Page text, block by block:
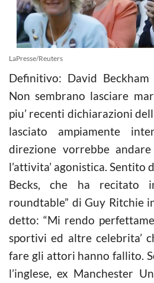
LaPresse/Reuters
Definitivo: David
Non sembrano lasciare
piu’ recenti dichiarazioni
lasciato ampiamente
direzione vorrebbe
l’attivita’ agonistica. Sentito
Becks, che ha recitato
roundtable” di Guy Ritchie
detto: “Mi rendo
sportivi ed altre celebrita’
fare gli attori hanno fallito.
l’inglese, ex Manchester